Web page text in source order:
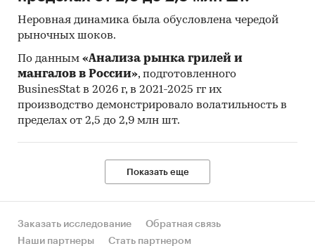
Неровная динамика была обусловлена чередой
рыночных шоков.
По данным «Анализа рынка грилей и
мангалов в России», подготовленного
BusinesStat в 2026 г, в 2021-2025 гг их
производство демонстрировало волатильность в
пределах от 2,5 до 2,9 млн шт.
Показать еще
Заказать исследование
Обратная связь
Наши партнеры
Стать партнером